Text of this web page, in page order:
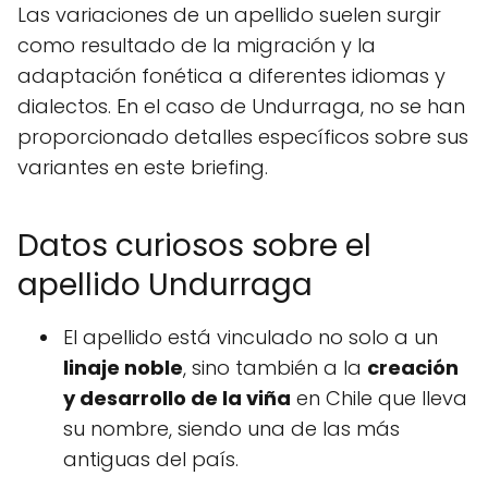
Las variaciones de un apellido suelen surgir
como resultado de la migración y la
adaptación fonética a diferentes idiomas y
dialectos. En el caso de Undurraga, no se han
proporcionado detalles específicos sobre sus
variantes en este briefing.
Datos curiosos sobre el
apellido Undurraga
El apellido está vinculado no solo a un
linaje noble, sino también a la creación
y desarrollo de la viña en Chile que lleva
su nombre, siendo una de las más
antiguas del país.